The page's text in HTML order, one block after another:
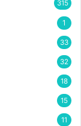
315
1
33
32
18
15
11